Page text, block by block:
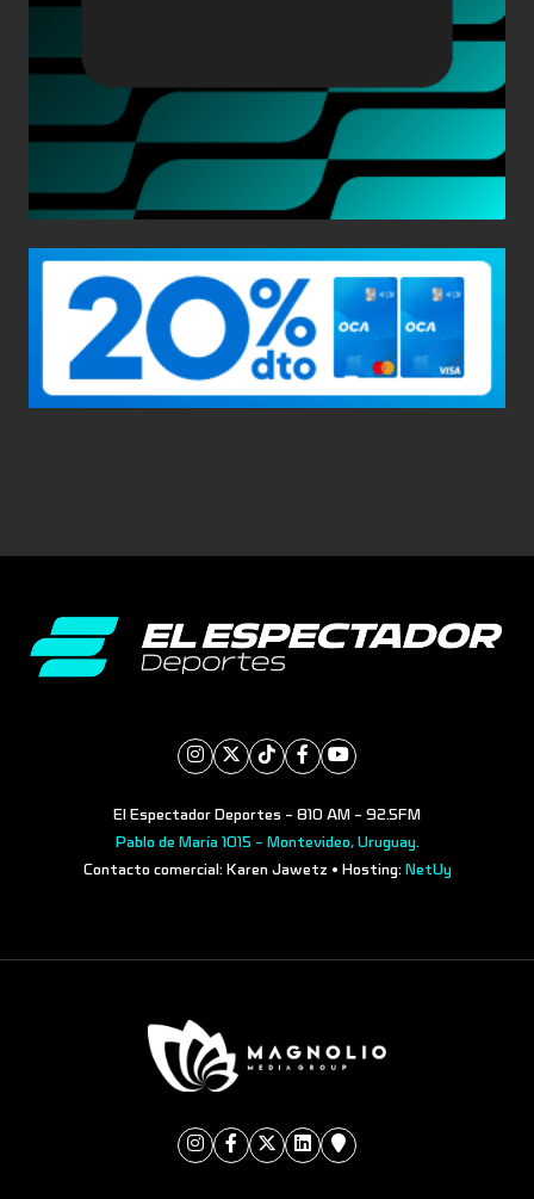
El Espectador Deportes - 810 AM - 92.5FM
Pablo de María 1015 - Montevideo, Uruguay.
Contacto comercial: Karen Jawetz • Hosting: NetUy